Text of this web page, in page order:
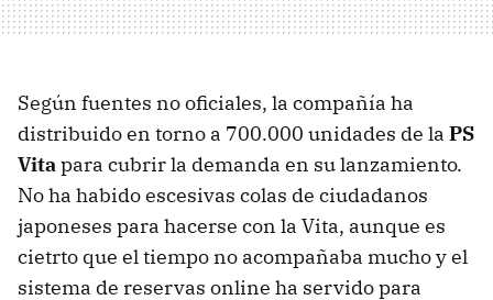
Según fuentes no oficiales, la compañía ha
distribuido en torno a 700.000 unidades de la PS
Vita para cubrir la demanda en su lanzamiento.
No ha habido escesivas colas de ciudadanos
japoneses para hacerse con la Vita, aunque es
cietrto que el tiempo no acompañaba mucho y el
sistema de reservas online ha servido para